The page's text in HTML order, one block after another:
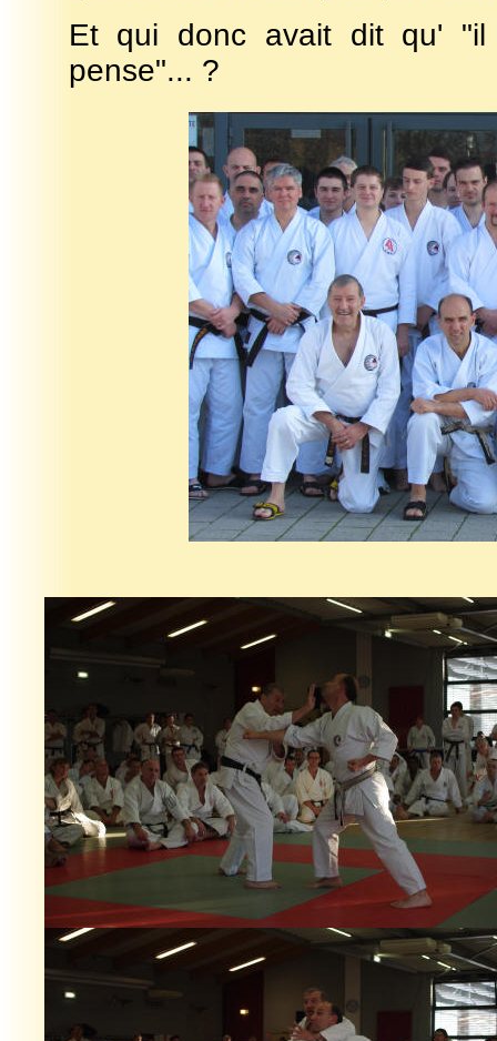
Et qui donc avait dit qu'
pense"... ?